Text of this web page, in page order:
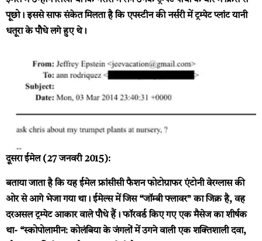
पूछो। इससे साफ संकेत मिलता है कि एपस्टीन की नर्सरी में ट्रम्पेट प्लांट यानी
धतूरा के पौधे लगे हुए थे।
दूसरा ईमेल (27 जनवरी 2015):
बताया जाता है कि यह ईमेल फ्रांसीसी फैशन फोटोग्राफर एंटोनी वेरग्लास की
ओर से आगे भेजा गया था। ईमेल्स में जिस “जॉम्बी फ्लावर” का जिक्र है, वह
दरअसल ट्रम्पेट आकार वाले पौधे हैं। फॉरवर्ड किए गए एक मैसेज का शीर्षक
था- “स्कोपोलामीन: कोलंबिया के जंगलों में उगने वाली एक शक्तिशाली दवा,